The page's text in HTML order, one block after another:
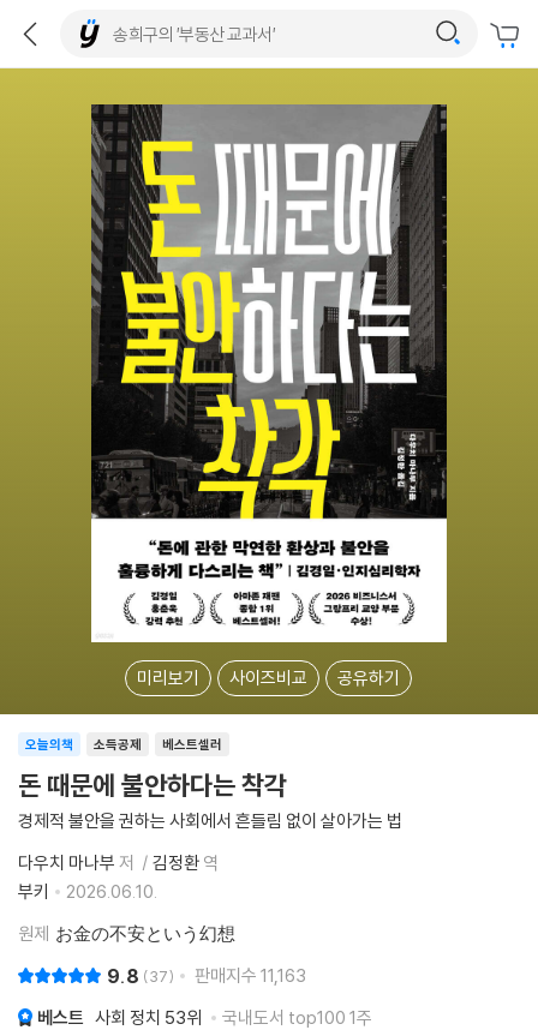
미리보기 사이즈비교 공유하기
소득공제 베스트셀러
오늘의책
돈 때문에 불안하다는 착각
경제적 불안을 권하는 사회에서 흔들림 없이 살아가는 법
다우치 마나부 저 김정환 역
부키
2026.06.10.
원제 お金の不安という幻想
9.8 37 판매지수 11,163
베스트 사회 정치 53위 국내도서 top100 1주